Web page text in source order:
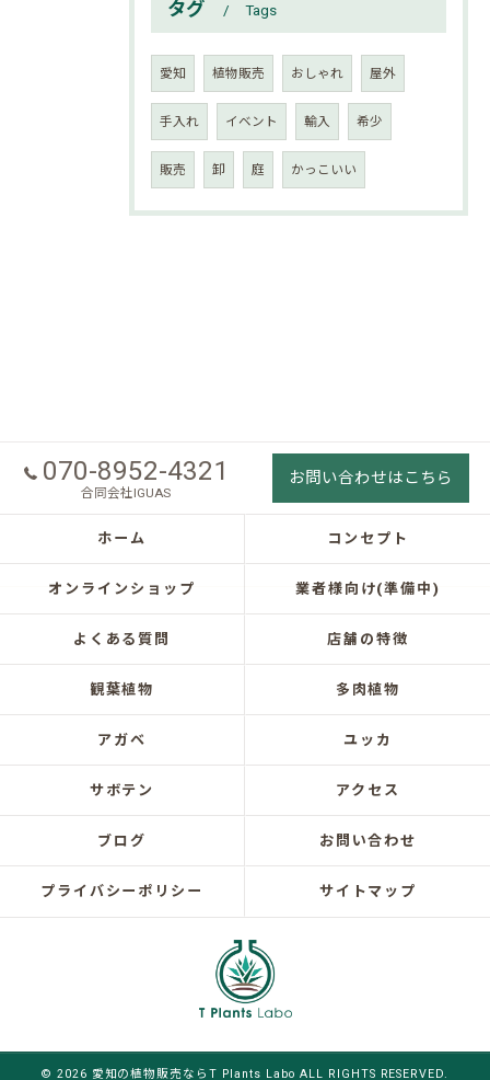
タグ Tags
愛知 植物販売 おしゃれ 屋外
手入れ イベント 輸入 希少
販売 卸 庭 かっこいい
070-8952-4321
合同会社IGUAS
お問い合わせはこちら
ホーム コンセプト
オンラインショップ 業者様向け(準備中)
よくある質問 店舗の特徴
観葉植物 多肉植物
アガベ ユッカ
サボテン アクセス
ブログ お問い合わせ
プライバシーポリシー サイトマップ
© 2026 愛知の植物販売ならT Plants Labo ALL RIGHTS RESERVED.